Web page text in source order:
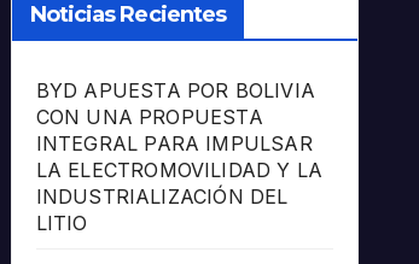
Noticias Recientes
BYD APUESTA POR BOLIVIA
CON UNA PROPUESTA
INTEGRAL PARA IMPULSAR
LA ELECTROMOVILIDAD Y LA
INDUSTRIALIZACIÓN DEL
LITIO